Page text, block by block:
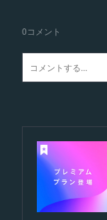
0コメント